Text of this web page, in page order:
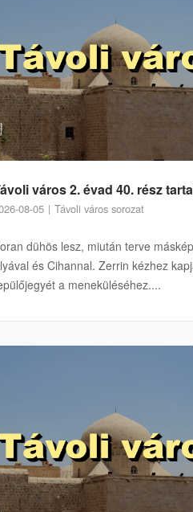
város 2. évad 40. rész
08-05 Távoli város sorozat
dühös lesz, miután terve
és Cihannal. Zerrin kézhez
a meneküléséhez....